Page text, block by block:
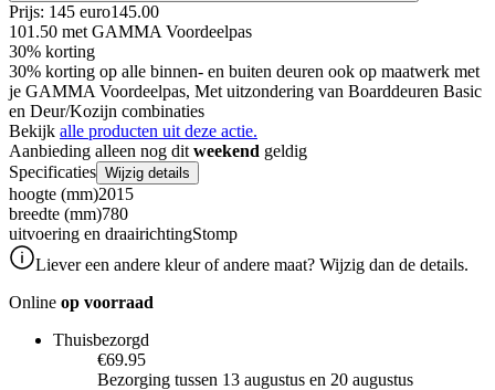
Prijs: 145 euro145.00
101.50 met GAMMA Voordeelpas
30% korting
30% korting op alle binnen- en buiten deuren ook op maatwerk met
je GAMMA Voordeelpas, Met uitzondering van Boarddeuren Basic
en Deur/Kozijn combinaties
Bekijk alle producten uit deze actie.
Aanbieding alleen nog dit weekend geldig
Specificaties Wijzig details
hoogte (mm)2015
breedte (mm)780
uitvoering en draairichtingStomp
Liever een andere kleur of andere maat? Wijzig dan de details.
Online op voorraad
Thuisbezorgd
€69.95
Bezorging tussen 13 augustus en 20 augustus